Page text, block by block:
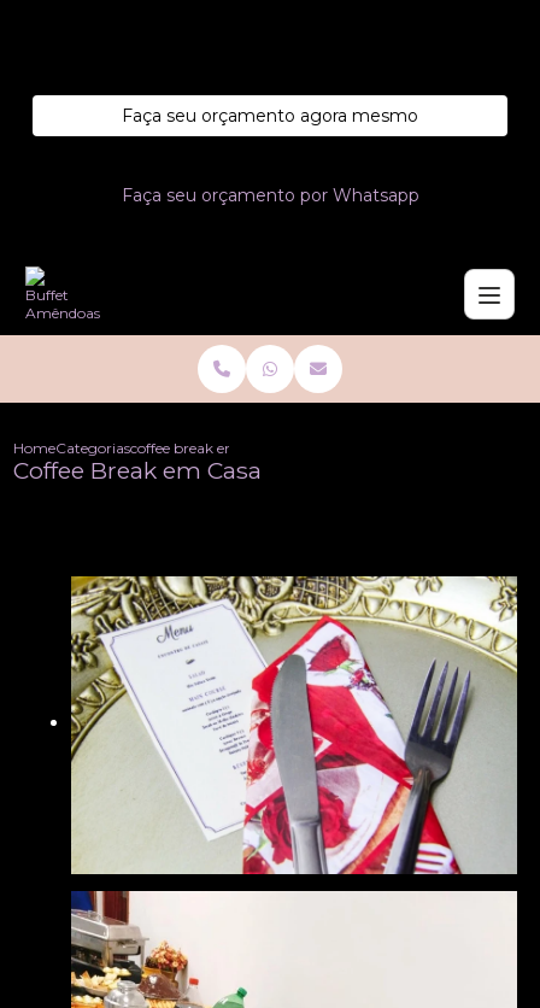
Faça seu orçamento agora mesmo
Faça seu orçamento por Whatsapp
HomeCategoriascoffee break em casa
Coffee Break em Casa